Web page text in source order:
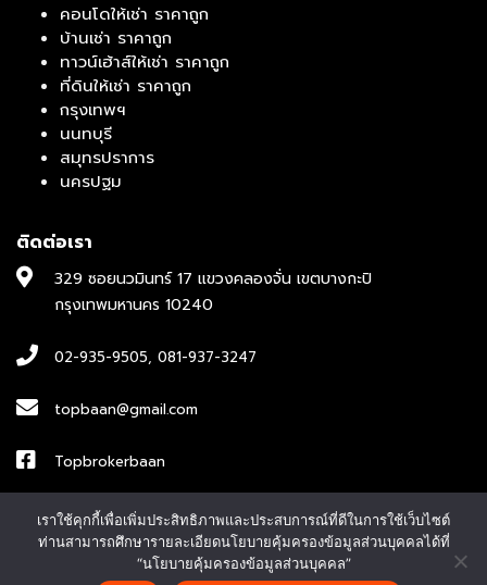
คอนโดให้เช่า ราคาถูก
บ้านเช่า ราคาถูก
ทาวน์เฮ้าส์ให้เช่า ราคาถูก
ที่ดินให้เช่า ราคาถูก
กรุงเทพฯ
นนทบุรี
สมุทรปราการ
นครปฐม
ติดต่อเรา
329 ซอยนวมินทร์ 17 แขวงคลองจั่น เขตบางกะปิ
กรุงเทพมหานคร 10240
02-935-9505, 081-937-3247
topbaan@gmail.com
Topbrokerbaan
ID : topbroker1
เราใช้คุกกี้เพื่อเพิ่มประสิทธิภาพและประสบการณ์ที่ดีในการใช้เว็บไซต์
ท่านสามารถศึกษารายละเอียดนโยบายคุ้มครองข้อมูลส่วนบุคคลได้ที่
“นโยบายคุ้มครองข้อมูลส่วนบุคคล”